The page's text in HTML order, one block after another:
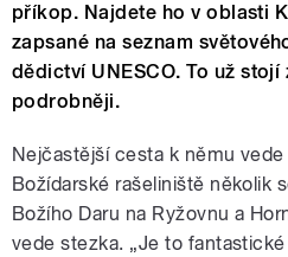
příkop. Najdete ho v oblasti
zapsané na seznam
dědictví UNESCO. To už
podrobněji.
Nejčastější cesta k němu
Božídarské rašeliniště několik
Božího Daru na Ryžovnu a
vede stezka. „Je to